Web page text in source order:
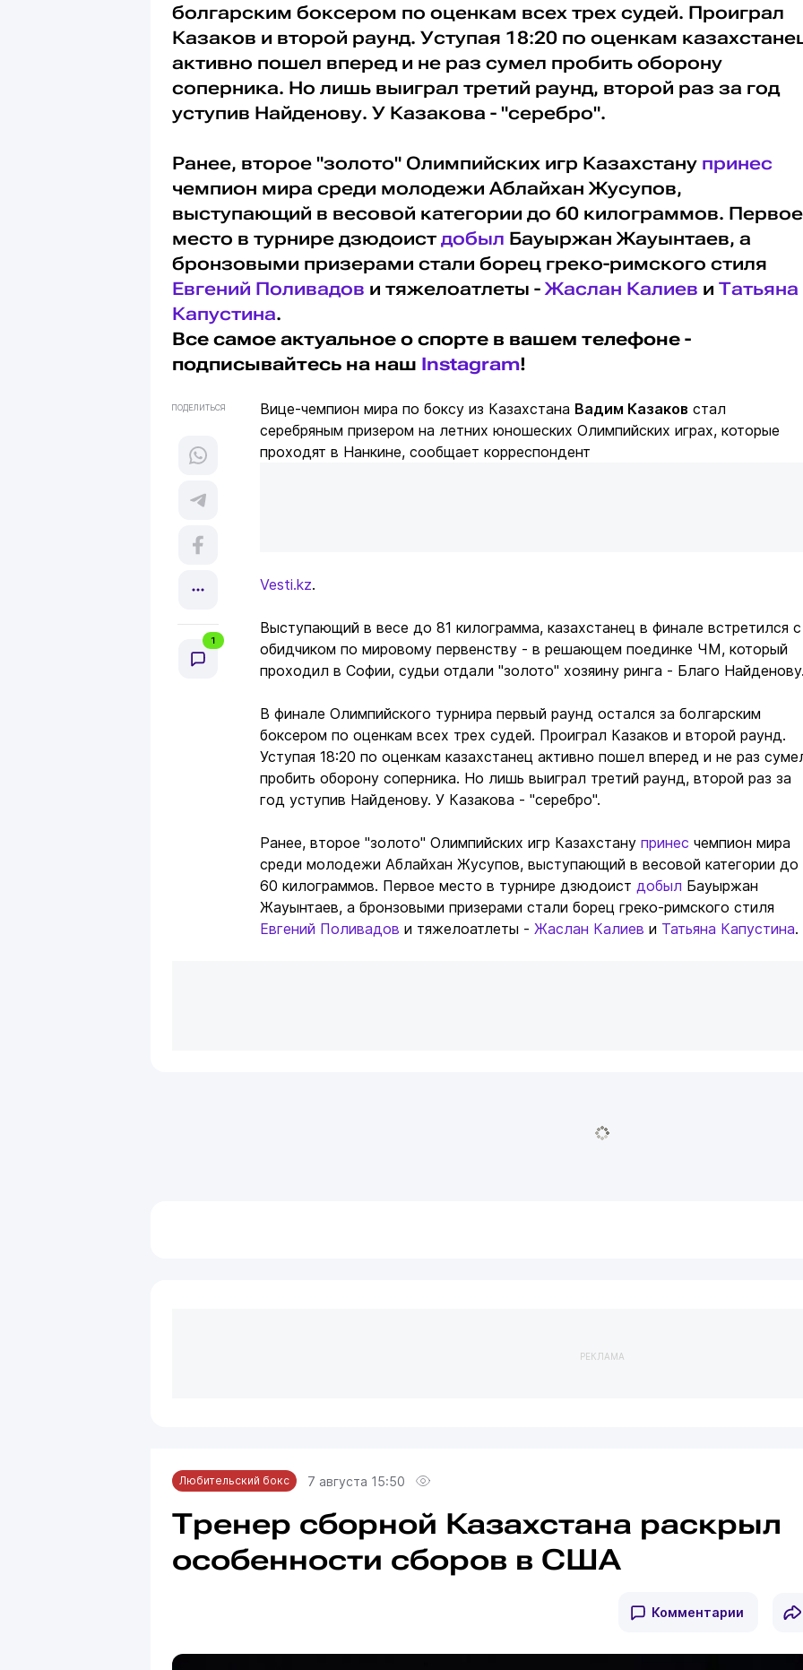
болгарским боксером по оценкам всех трех судей. Проиграл
Казаков и второй раунд. Уступая 18:20 по оценкам
активно пошел вперед и не раз сумел пробить оборону
соперника. Но лишь выиграл третий раунд, второй раз за год
уступив Найденову. У Казакова - "серебро".
Ранее, второе "золото" Олимпийских игр Казахстану принес
чемпион мира среди молодежи Аблайхан Жусупов,
выступающий в весовой категории до 60 килограммов. Первое
место в турнире дзюдоист добыл Бауыржан Жауынтаев, а
бронзовыми призерами стали борец греко-римского стиля
Евгений Поливадов и тяжелоатлеты -Жаслан Калиев и Татьяна
Капустина.
Все самое актуальное о спорте в вашем телефоне -
подписывайтесь на наш Instagram!
ПОДЕЛИТЬСЯ
1
Вице-чемпион мира по боксу из Казахстана Вадим Казаков стал
серебряным призером на летних юношеских Олимпийских играх, которые
проходят в Нанкине, сообщает корреспондент
Vesti.kz.
Выступающий в весе до 81 килограмма, казахстанец в финале встретился с
обидчиком по мировому первенству - в решающем поединке ЧМ, который
проходил в Софии, судьи отдали "золото" хозяину ринга - Благо
В финале Олимпийского турнира первый раунд остался за болгарским
боксером по оценкам всех трех судей. Проиграл Казаков и второй раунд.
Уступая 18:20 по оценкам казахстанец активно пошел вперед и не раз
пробить оборону соперника. Но лишь выиграл третий раунд, второй раз за
год уступив Найденову. У Казакова - "серебро".
Ранее, второе "золото" Олимпийских игр Казахстану принес чемпион мира
среди молодежи Аблайхан Жусупов, выступающий в весовой категории до
60 килограммов. Первое место в турнире дзюдоист добыл Бауыржан
Жауынтаев, а бронзовыми призерами стали борец греко-римского стиля
Евгений Поливадов и тяжелоатлеты - Жаслан Калиев и Татьяна Капустина.
РЕКЛАМА
Любительский бокс 7 августа 15:50
Тренер сборной Казахстана раскрыл
особенности сборов в США
Комментарии